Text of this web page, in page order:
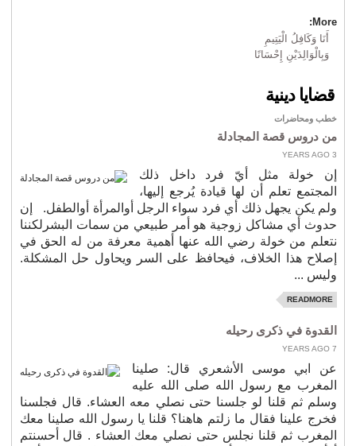
More:
أَنَا وَكَافِلُ الْيَتِيمِ
وَبِالْوَالِدَيْنِ إِحْسَانًا
قضايا دينية
خطب ومحاضرات
من دروس قصة المجادلة
3 YEARS AGO
إن خولة مثل أيّ فرد داخل ذلك
المجتمع تعلم أن لها قيادة يُرجع إليها،
ولم يكن يجهل ذلك أي فرد سواء الرجل أوالمرأة أوالطفل. إن
حدوث أي مشاكل زوجية هو أمر طبيعي من سمات البشرلكننا
نتعلم من خولة رضي الله عنها أهمية معرفة من له الحق في
إصلاح هذا الخلاف، فيحافظ على السر ويحاول حل المشكلة.
وليس ...
READMORE
القدوة في ذكرى رحيله
7 YEARS AGO
عن ابي موسى الأشعري قال: صلينا
المغرب مع رسول الله صلى الله عليه
وسلم ثم قلنا لو جلسنا حتى نصلي معه العشاء. قال فجلسنا
فخرج علينا فقال ما زلتم هاهنا؟ قلنا يا رسول الله صلينا معك
المغرب ثم قلنا نجلس حتى نصلي معك العشاء . قال أحسنتم